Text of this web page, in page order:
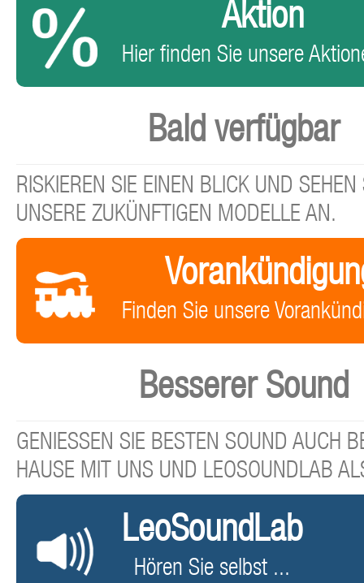
Aktion
Hier finden Sie unsere
Bald verfügbar
RISKIEREN SIE EINEN BLICK UND SEHEN
UNSERE ZUKÜNFTIGEN MODELLE AN.
Finden Sie unsere
Besserer Sound
GENIESSEN SIE BESTEN SOUND AUCH
HAUSE MIT UNS UND LEOSOUNDLAB
LeoSoundLab
Hören Sie selbst ...